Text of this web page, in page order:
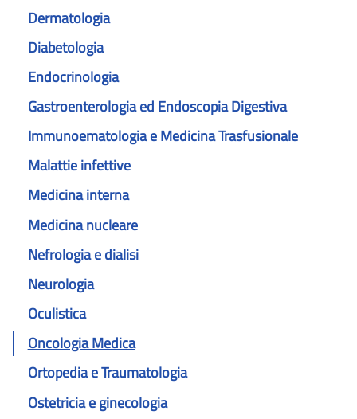
Dermatologia
Diabetologia
Endocrinologia
Gastroenterologia ed Endoscopia Digestiva
Immunoematologia e Medicina Trasfusionale
Malattie infettive
Medicina interna
Medicina nucleare
Nefrologia e dialisi
Neurologia
Oculistica
Oncologia Medica
Ortopedia e Traumatologia
Ostetricia e ginecologia